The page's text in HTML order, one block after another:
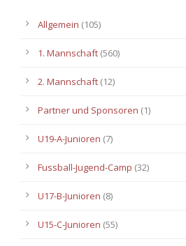
Allgemein (105)
1. Mannschaft (560)
2. Mannschaft (12)
Partner und Sponsoren (1)
U19-A-Junioren (7)
Fussball-Jugend-Camp (32)
U17-B-Junioren (8)
U15-C-Junioren (55)